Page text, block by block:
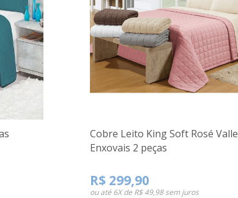
Cobre Leito King Soft Rosé Valle
Enxovais 2 peças
R$ 299,90
ou até 6X de R$ 49,98sem juros